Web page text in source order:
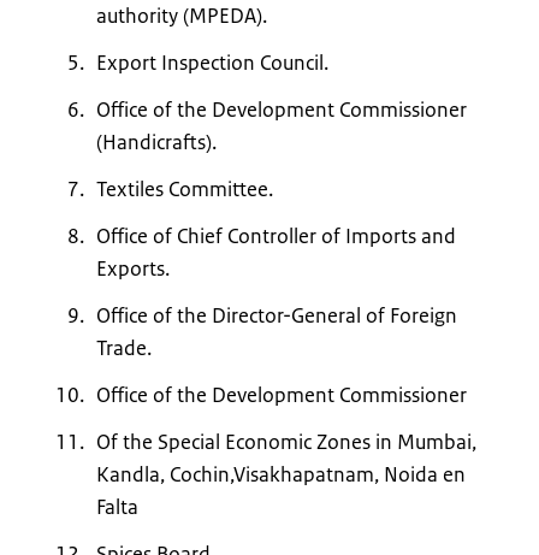
authority (MPEDA).
Export Inspection Council.
Office of the Development Commissioner
(Handicrafts).
Textiles Committee.
Office of Chief Controller of Imports and
Exports.
Office of the Director-General of Foreign
Trade.
Office of the Development Commissioner
Of the Special Economic Zones in Mumbai,
Kandla, Cochin,Visakhapatnam, Noida en
Falta